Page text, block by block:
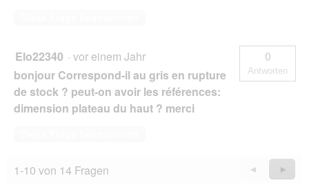
Elo22340 · vor einem Jahr
bonjour Correspond-il au gris en rupture
de stock ? peut-on avoir les références:
dimension plateau du haut ? merci
0
Antworten
1-10 von 14 Fragen
Zurück
Questions
◄
Weiter
►